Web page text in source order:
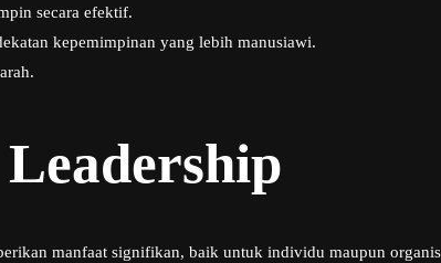
secara efektif.
kepemimpinan yang lebih manusiawi.
manfaat signifikan, baik untuk individu maupun